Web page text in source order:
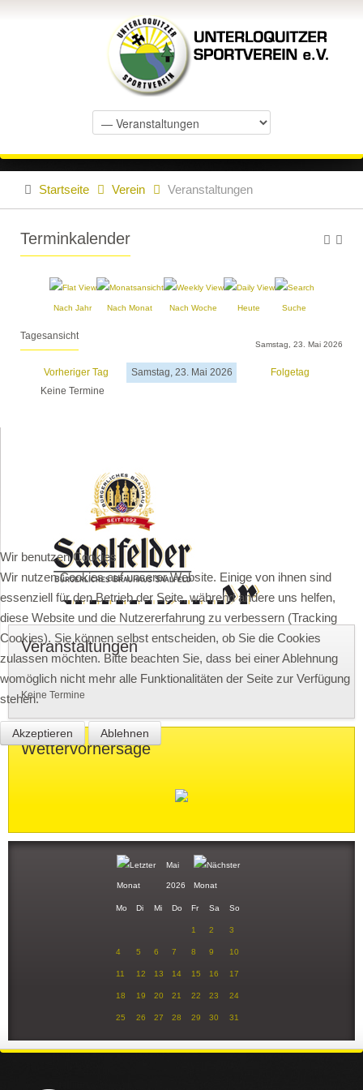
Startseite Verein Veranstaltungen
Terminkalender
Nach Jahr Nach Monat Nach Woche Heute Suche
Tagesansicht
Samstag, 23. Mai 2026
Vorheriger Tag Samstag, 23. Mai 2026
Folgetag
Keine Termine
Veranstaltungen
Keine Termine
Wettervorhersage
Mai
2026
Mo Di Mi Do Fr Sa So
1 2 3
4 5 6 7 8 9 10
11 12 13 14 15 16 17
18 19 20 21 22 23 24
25 26 27 28 29 30 31
Wir benutzen Cookies
Wir nutzen Cookies auf unserer Website. Einige von ihnen sind
essenziell für den Betrieb der Seite, während andere uns helfen,
diese Website und die Nutzererfahrung zu verbessern (Tracking
Cookies). Sie können selbst entscheiden, ob Sie die Cookies
zulassen möchten. Bitte beachten Sie, dass bei einer Ablehnung
womöglich nicht mehr alle Funktionalitäten der Seite zur Verfügung
stehen.
Akzeptieren Ablehnen